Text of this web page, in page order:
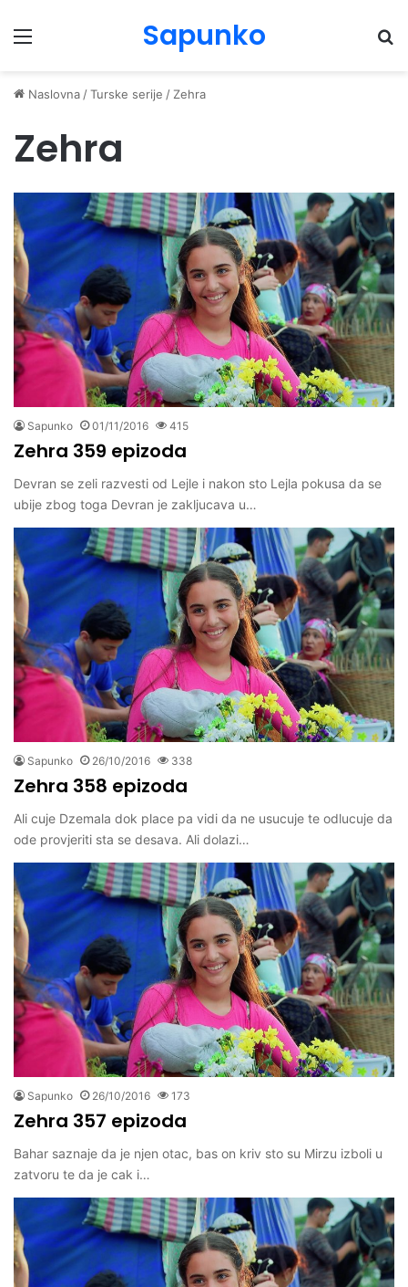
Menu Sapunko
Naslovna /Turske serije / Zehra
Zehra
Sapunko 01/11/2016 415
Zehra 359 epizoda
Devran se zeli razvesti od Lejle i nakon sto Lejla pokusa da se
ubije zbog toga Devran je zakljucava u…
Sapunko 26/10/2016 338
Zehra 358 epizoda
Ali cuje Dzemala dok place pa vidi da ne usucuje te odlucuje da
ode provjeriti sta se desava. Ali dolazi…
Sapunko 26/10/2016 173
Zehra 357 epizoda
Bahar saznaje da je njen otac, bas on kriv sto su Mirzu izboli u
zatvoru te da je cak i…